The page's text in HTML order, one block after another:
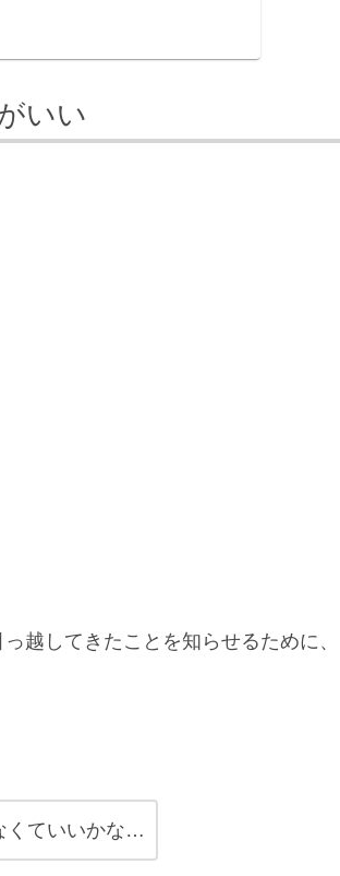
いい
越してきたことを知らせるために、
くていいかな…